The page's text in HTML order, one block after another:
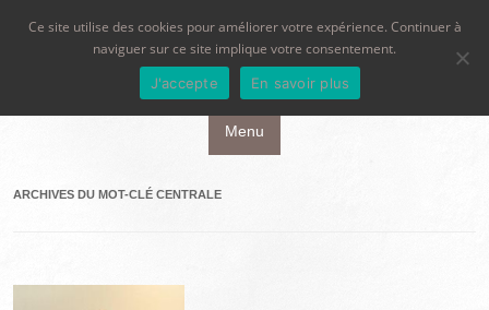
Menu
Aller au contenu principal
ARCHIVES DU MOT-CLÉ CENTRALE
Ce site utilise des cookies pour améliorer votre expérience. Continuer à
naviguer sur ce site implique votre consentement.
J'accepte En savoir plus